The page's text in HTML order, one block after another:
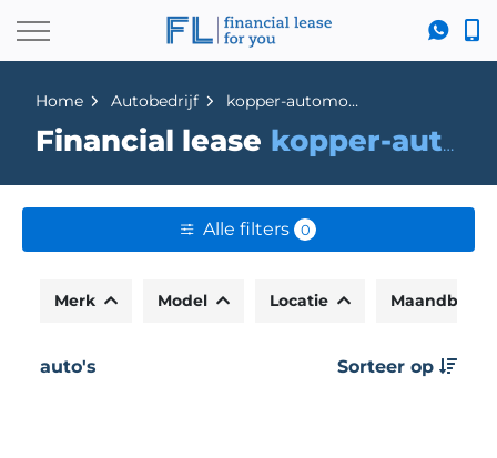
Home Autobedrijf kopper-automotive
Financial lease kopper-automotive
Alle filters 0
Merk Model Locatie
auto's Sorteer op